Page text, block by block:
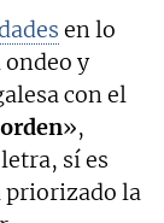
en lo
ondeo y
con el
»,
sí es
priorizado la